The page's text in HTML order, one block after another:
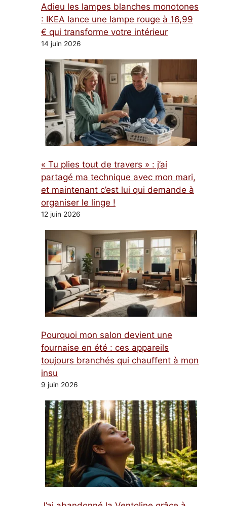
Adieu les lampes blanches monotones
: IKEA lance une lampe rouge à 16,99
€ qui transforme votre intérieur
14 juin 2026
« Tu plies tout de travers » : j’ai
partagé ma technique avec mon mari,
et maintenant c’est lui qui demande à
organiser le linge !
12 juin 2026
Pourquoi mon salon devient une
fournaise en été : ces appareils
toujours branchés qui chauffent à mon
insu
9 juin 2026